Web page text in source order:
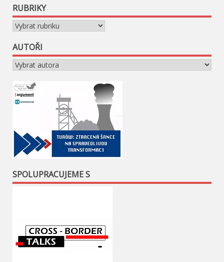
RUBRIKY
Rubriky
AUTOŘI
SPOLUPRACUJEME S